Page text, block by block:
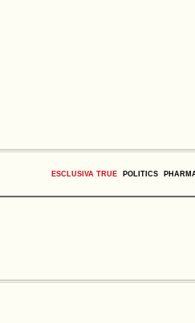
ESCLUSIVA TRUE POLITICS